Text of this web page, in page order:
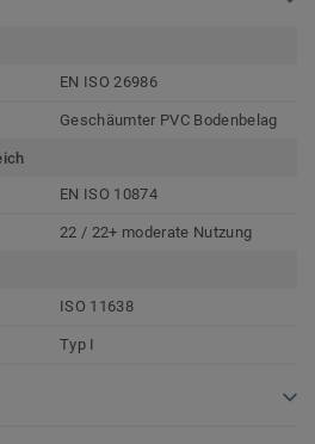
EN ISO 26986
Geschäumter PVC Bodenbelag
EN ISO 10874
22 / 22+ moderate Nutzung
ISO 11638
Typ I